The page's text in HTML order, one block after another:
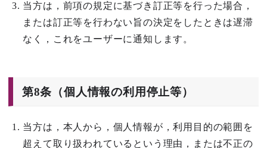
当方は，前項の規定に基づき訂正等を行った場合，
または訂正等を行わない旨の決定をしたときは遅滞
なく，これをユーザーに通知します。
第8条（個人情報の利用停止等）
当方は，本人から，個人情報が，利用目的の範囲を
超えて取り扱われているという理由，または不正の